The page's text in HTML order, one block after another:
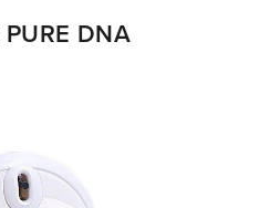
PURE DNA